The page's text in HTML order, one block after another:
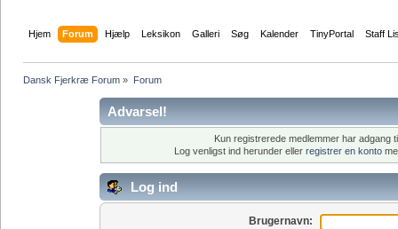
Hjem Forum Hjælp Leksikon Galleri Søg Kalender TinyPortal Staff
Dansk Fjerkræ Forum » Forum
Advarsel!
Kun registrerede medlemmer har adgang
Log venligst ind herunder eller registrer en konto
Log ind
Brugernavn: